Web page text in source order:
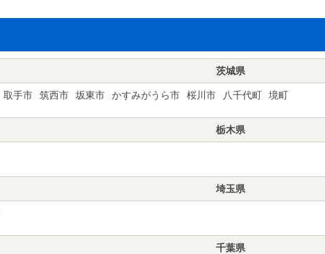
茨城県
取手市 筑西市 坂東市 かすみがうら市 桜川市 八千代町 境町
栃木県
埼玉県
千葉県